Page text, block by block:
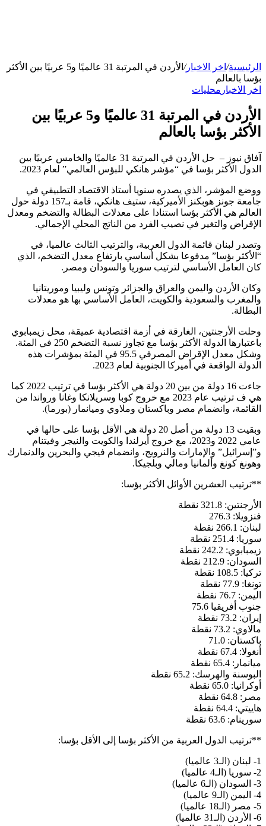
الرئيسية/ اخر الاخبار/
الأردن في المرتبة 31 عالميًا و5 عربيًا بين الأكثر
بؤسا بالعالم
اخر الاخبار محليات
الأردن في المرتبة 31 عالميًا و5 عربيًا بين
الأكثر بؤسا بالعالم
آفاق نيوز – حل الأردن في المرتبة 31 عالميًا والخامس عربيًا بين
الدول الأكثر بؤسا في “مؤشر هانكي للبؤس العالمي” لعام 2023.
ووضع المؤشر، الذي يصدره سنويا أستاذ الاقتصاد التطبيقي في
جامعة جونز هوبكنز الأميركية، ستيف هانكي، قامة بـ157 دولة حول
العالم هي الأكثر بؤسا استنادا على معدلات البطالة والتضخم ومعدل
الإقراض والتغير في نصيب الفرد من الناتج المحلي الإجمالي.
وتصدر لبنان قائمة الدول العربية، والترتيب الثالث عالميا، في
“الأكثر بؤسا” مدفوعا بشكل أساسي بارتفاع معدل التضخم، الذي
كان العامل الأساسي لترتيب سوريا والسودان ومصر.
وكان الأردن واليمن والعراق والجزائر وتونس وليبيا وموريتانيا
والمغرب والسعودية والكويت، العامل الأساسي بها هو معدلات
البطالة.
وحلت الأرجنتين، الغارقة في أزمة اقتصادية عميقة، محل زيمبابوي
باعتبارها الدولة الأكثر بؤسا مع تجاوز نسبة التضخم 250 في المئة.
وشكل معدل الإقراض المصرفي 95.5 في المئة بمؤشرات هذه
الدولة الواقعة في أميركا الجنوبية لعام 2023.
جاءت 16 دولة من بين 20 دولة هي الأكثر بؤسا في ترتيب 2022 كما
هي ف ترتيب عام 2023 مع خروج كوبا وسريلانكا وغانا ورواندا من
القائمة، وانضمام مصر وباكستان وملاوي وميانمار (بورما).
وبقيت 13 دولة من أصل 20 دولة هي الأقل بؤسا على حالها في
عامي 2022 و2023، مع خروج أيرلندا والكويت والنيجر وفيتنام
و”إسرائيل” والإمارات والنرويج، وانضمام فيجي والبحرين والدنمارك
وهونغ كونغ وألمانيا ومالي وبلجيكا.
**ترتيب العشرين الأوائل الأكثر بؤسا:
الأرجنتين: 321.8 نقطة
فنزويلا: 276.3
لبنان: 266.1 نقطة
سوريا: 251.4 نقطة
زيمبابوي: 242.2 نقطة
السودان: 212.9 نقطة
تركيا: 108.5 نقطة
تونغا: 77.9 نقطة
اليمن: 76.7 نقطة
جنوب أفريقيا 75.6
إيران: 73.2 نقطة
مالاوي: 73.2 نقطة
باكستان: 71.0
أنغولا: 67.4 نقطة
ميانمار: 65.4 نقطة
البوسنة والهرسك: 65.2 نقطة
أوكرانيا: 65.0 نقطة
مصر: 64.8 نقطة
هاييتي: 64.4 نقطة
سورينام: 63.6 نقطة
**ترتيب الدول العربية من الأكثر بؤسا إلى الأقل بؤسا:
1- لبنان (الـ3 عالميا)
2- سوريا (الـ4 عالميا)
3- السودان (الـ6 عالميا)
4- اليمن (الـ9 عالميا)
5- مصر (الـ18 عالميا)
6- الأردن (الـ31 عالميا)